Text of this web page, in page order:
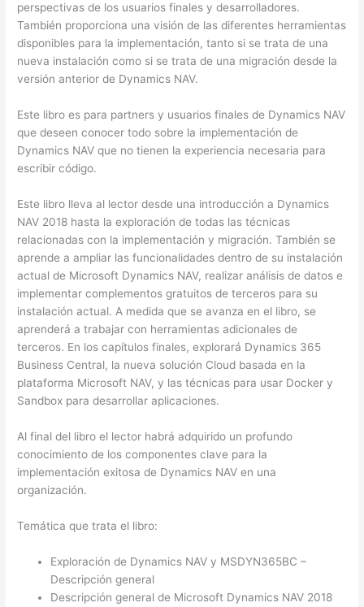
perspectivas de los usuarios finales y desarrolladores.
También proporciona una visión de las diferentes herramientas
disponibles para la implementación, tanto si se trata de una
nueva instalación como si se trata de una migración desde la
versión anterior de Dynamics NAV.
Este libro es para partners y usuarios finales de Dynamics NAV
que deseen conocer todo sobre la implementación de
Dynamics NAV que no tienen la experiencia necesaria para
escribir código.
Este libro lleva al lector desde una introducción a Dynamics
NAV 2018 hasta la exploración de todas las técnicas
relacionadas con la implementación y migración. También se
aprende a ampliar las funcionalidades dentro de su instalación
actual de Microsoft Dynamics NAV, realizar análisis de datos e
implementar complementos gratuitos de terceros para su
instalación actual. A medida que se avanza en el libro, se
aprenderá a trabajar con herramientas adicionales de
terceros. En los capítulos finales, explorará Dynamics 365
Business Central, la nueva solución Cloud basada en la
plataforma Microsoft NAV, y las técnicas para usar Docker y
Sandbox para desarrollar aplicaciones.
Al final del libro el lector habrá adquirido un profundo
conocimiento de los componentes clave para la
implementación exitosa de Dynamics NAV en una
organización.
Temática que trata el libro:
Exploración de Dynamics NAV y MSDYN365BC –
Descripción general
Descripción general de Microsoft Dynamics NAV 2018